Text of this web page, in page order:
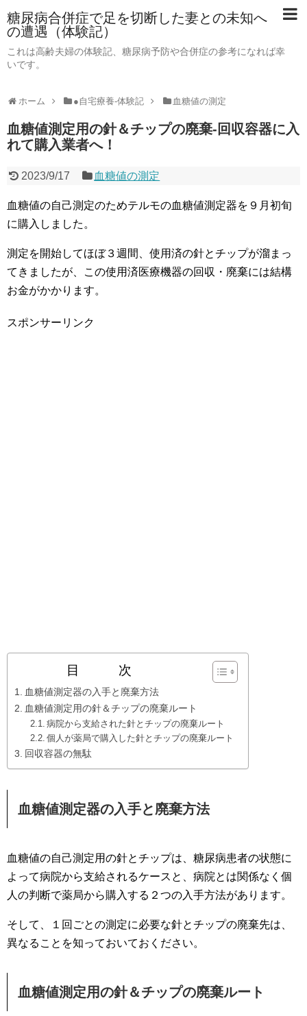
糖尿病合併症で足を切断した妻との未知へ
の遭遇（体験記）
これは高齢夫婦の体験記、糖尿病予防や合併症の参考になれば幸
いです。
ホーム ●自宅療養-体験記 血糖値の測定
血糖値測定用の針＆チップの廃棄-回収容器に入
れて購入業者へ！
2023/9/17 血糖値の測定
血糖値の自己測定のためテルモの血糖値測定器を９月初旬
に購入しました。
測定を開始してほぼ３週間、使用済の針とチップが溜まっ
てきましたが、この使用済医療機器の回収・廃棄には結構
お金がかかります。
スポンサーリンク
目 次
血糖値測定器の入手と廃棄方法
血糖値測定用の針＆チップの廃棄ルート
病院から支給された針とチップの廃棄ルート
個人が薬局で購入した針とチップの廃棄ルート
回収容器の無駄
血糖値測定器の入手と廃棄方法
血糖値の自己測定用の針とチップは、糖尿病患者の状態に
よって病院から支給されるケースと、病院とは関係なく個
人の判断で薬局から購入する２つの入手方法があります。
そして、１回ごとの測定に必要な針とチップの廃棄先は、
異なることを知っておいておください。
血糖値測定用の針＆チップの廃棄ルート